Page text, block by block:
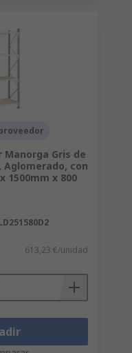
Gris de
Aglomerado, con
1500mm x 800
613,23 €/unidad